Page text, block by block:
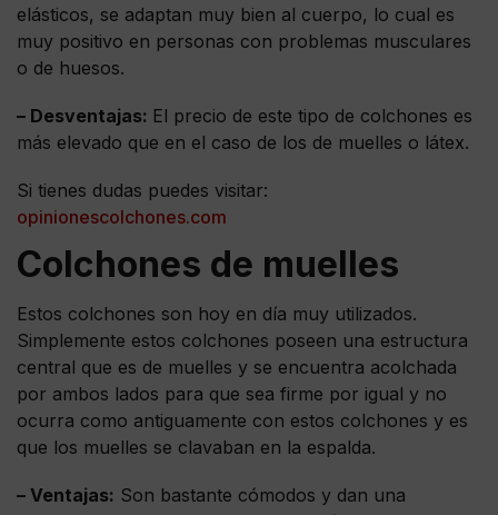
elásticos, se adaptan muy bien al cuerpo, lo cual es
muy positivo en personas con problemas musculares
o de huesos.
– Desventajas: El precio de este tipo de colchones es
más elevado que en el caso de los de muelles o látex.
Si tienes dudas puedes visitar:
opinionescolchones.com
Colchones de muelles
Estos colchones son hoy en día muy utilizados.
Simplemente estos colchones poseen una estructura
central que es de muelles y se encuentra acolchada
por ambos lados para que sea firme por igual y no
ocurra como antiguamente con estos colchones y es
que los muelles se clavaban en la espalda.
– Ventajas: Son bastante cómodos y dan una